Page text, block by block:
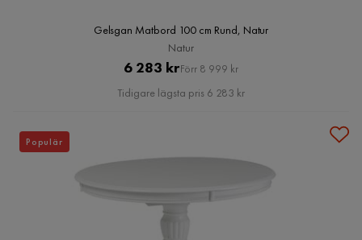
Gelsgan Matbord 100 cm Rund, Natur
Natur
Pris
6 283 krOriginal
Pris
Förr 8 999 kr
Tidigare lägsta pris 6 283 kr
Populär